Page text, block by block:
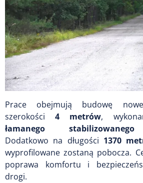
Prace obejmują budowę
szerokości4 metrów,
łamanego
Dodatkowo na długości 1370
wyprofilowane zostaną pobocza.
poprawa komfortu i
drogi.